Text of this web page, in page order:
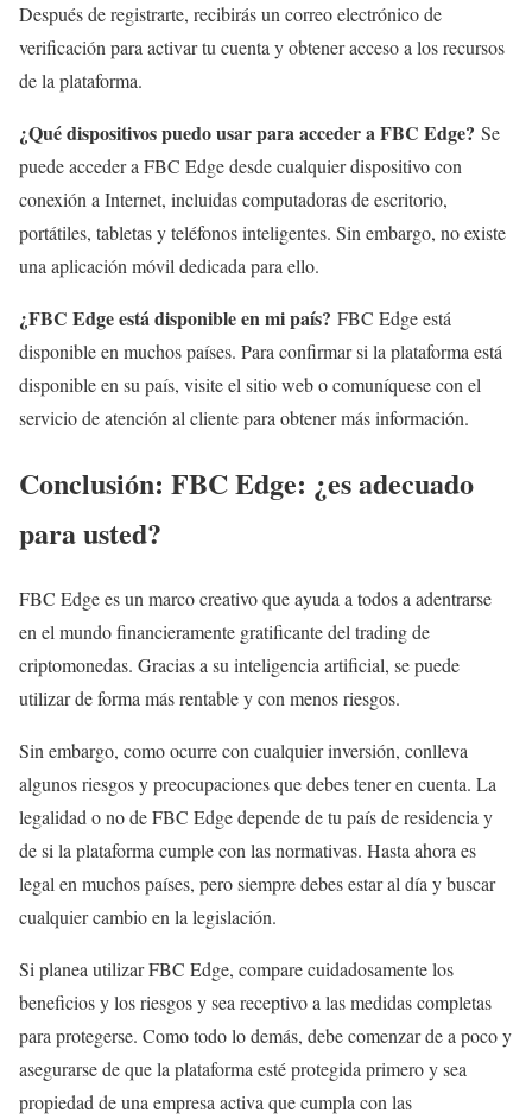
Después de registrarte, recibirás un correo electrónico de
verificación para activar tu cuenta y obtener acceso a los recursos
de la plataforma.
¿Qué dispositivos puedo usar para acceder a FBC Edge? Se
puede acceder a FBC Edge desde cualquier dispositivo con
conexión a Internet, incluidas computadoras de escritorio,
portátiles, tabletas y teléfonos inteligentes. Sin embargo, no existe
una aplicación móvil dedicada para ello.
¿FBC Edge está disponible en mi país? FBC Edge está
disponible en muchos países. Para confirmar si la plataforma está
disponible en su país, visite el sitio web o comuníquese con el
servicio de atención al cliente para obtener más información.
Conclusión: FBC Edge: ¿es adecuado
para usted?
FBC Edge es un marco creativo que ayuda a todos a adentrarse
en el mundo financieramente gratificante del trading de
criptomonedas. Gracias a su inteligencia artificial, se puede
utilizar de forma más rentable y con menos riesgos.
Sin embargo, como ocurre con cualquier inversión, conlleva
algunos riesgos y preocupaciones que debes tener en cuenta. La
legalidad o no de FBC Edge depende de tu país de residencia y
de si la plataforma cumple con las normativas. Hasta ahora es
legal en muchos países, pero siempre debes estar al día y buscar
cualquier cambio en la legislación.
Si planea utilizar FBC Edge, compare cuidadosamente los
beneficios y los riesgos y sea receptivo a las medidas completas
para protegerse. Como todo lo demás, debe comenzar de a poco y
asegurarse de que la plataforma esté protegida primero y sea
propiedad de una empresa activa que cumpla con las